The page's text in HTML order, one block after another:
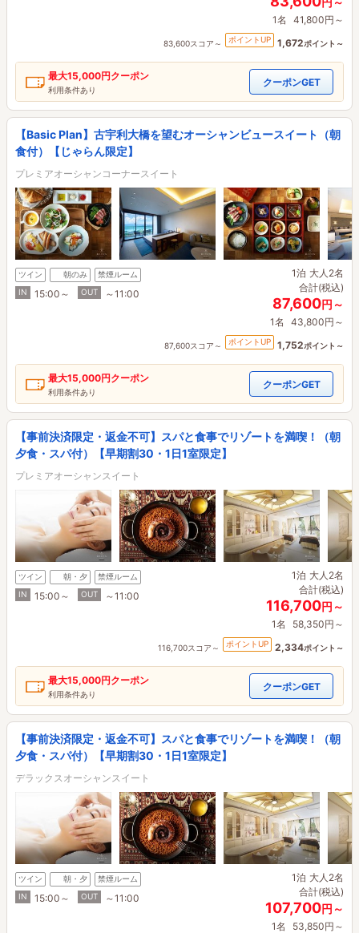
1名 41,800円～
83,600スコア～ ポイントUP 1,672ポイント～
最大15,000円クーポン
利用条件あり
クーポンGET
【Basic Plan】古宇利大橋を望むオーシャンビュースイート（朝
食付）【じゃらん限定】
プレミアオーシャンコーナースイート
ツイン 朝のみ
禁煙ルーム
IN
15:00～ OUT ～11:00
1泊 大人2名
合計(税込)
87,600円～
1名 43,800円～
87,600スコア～ ポイントUP 1,752ポイント～
最大15,000円クーポン
利用条件あり
クーポンGET
【事前決済限定・返金不可】スパと食事でリゾートを満喫！（朝
夕食・スパ付）【早期割30・1日1室限定】
プレミアオーシャンスイート
ツイン 朝・夕
禁煙ルーム
IN
15:00～ OUT ～11:00
1泊 大人2名
合計(税込)
116,700円～
1名 58,350円～
116,700スコア～ ポイントUP 2,334ポイント～
最大15,000円クーポン
利用条件あり
クーポンGET
【事前決済限定・返金不可】スパと食事でリゾートを満喫！（朝
夕食・スパ付）【早期割30・1日1室限定】
デラックスオーシャンスイート
ツイン 朝・夕
禁煙ルーム
IN
15:00～ OUT ～11:00
1泊 大人2名
合計(税込)
107,700円～
1名 53,850円～